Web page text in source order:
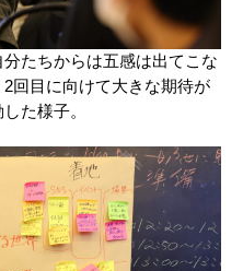
たちからは五感は出てこな
回目に向けて大きな期待が
た様子。